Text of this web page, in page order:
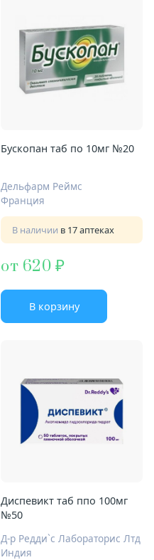
Бускопан таб по 10мг №20
Дельфарм Реймс
Франция
В наличии в 17 аптеках
от 620
В корзину
Диспевикт таб ппо 100мг
№50
Д-р Редди`с Лабораторис Лтд
Индия